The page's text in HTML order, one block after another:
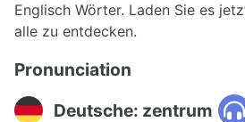
Englisch Wörter. Laden Sie es
alle zu entdecken.
Pronunciation
Deutsche: zentrum